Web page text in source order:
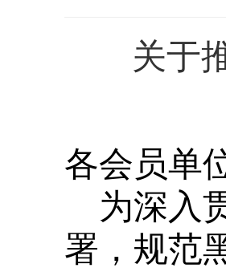
关于
各会员单
为深入
署，规范